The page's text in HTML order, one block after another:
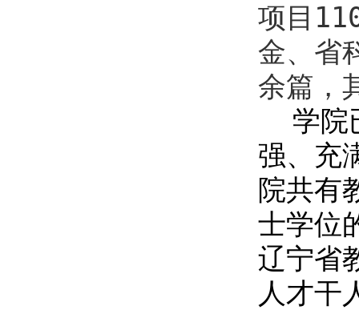
项目
金、省
余篇，
学院
强、充
院共有
士学位
辽宁省
人才干